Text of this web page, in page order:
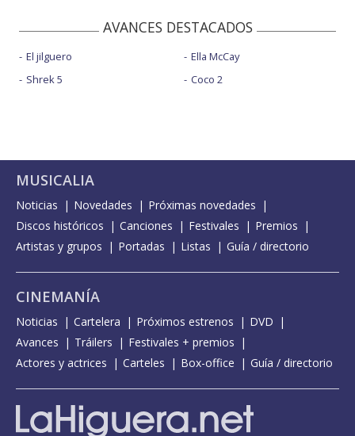
AVANCES DESTACADOS
El jilguero
Shrek 5
Ella McCay
Coco 2
MUSICALIA
Noticias Novedades
Próximas novedades
Discos históricos
Canciones Festivales
Premios
Artistas y grupos
Portadas Listas Guía / directorio
CINEMANÍA
Noticias Cartelera Próximos estrenos
DVD
Avances
Tráilers
Festivales + premios
Actores y actrices
Carteles Box-office Guía / directorio